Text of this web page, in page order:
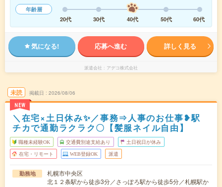
年齢層
20代
30代 40代 50代 60代
気になる! 応募へ進む 詳しく見る
派遣会社 アデコ株式会社
未読
NEW
掲載日 2026/08/06
＼在宅×土日休み✨／事務⇒人事のお仕事❥駅
チカで通勤ラクラク〇【髪服ネイル自由】
職種未経験OK 交通費別途支給あり 土日祝日が休み
在宅・リモート WEB登録OK 派遣
勤務地
札幌市中央区
北１２条駅から徒歩3分／さっぽろ駅から徒歩5分／札幌駅か